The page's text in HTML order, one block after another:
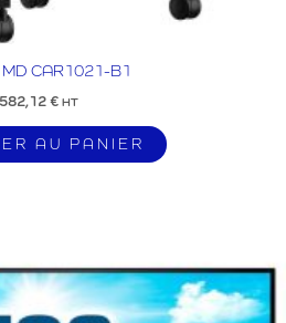
MD CAR1021-B1
582,12 € HT
AU PANIER